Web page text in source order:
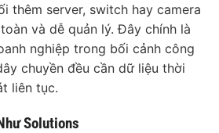
thêm server, switch hay camera
và dễ quản lý. Đây chính là
nghiệp trong bối cảnh công
chuyền đều cần dữ liệu thời
liên tục.
Solutions